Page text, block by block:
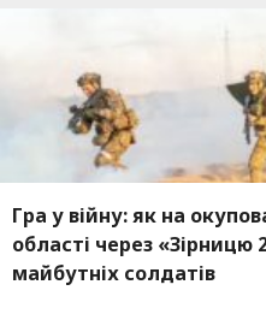
Гра у війну: як на
області через «Зірницю
майбутніх солдатів